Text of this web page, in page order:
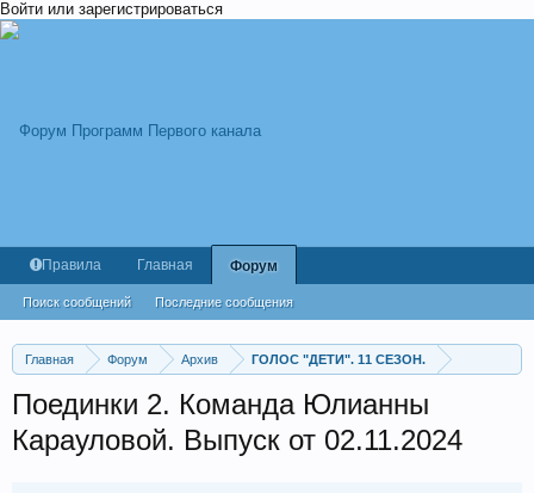
Войти или зарегистрироваться
Главная Форум Архив ГОЛОС "ДЕТИ". 11 СЕЗОН.
Поединки 2. Команда Юлианны
Карауловой. Выпуск от 02.11.2024
Правила Главная Форум
Поиск сообщений Последние сообщения